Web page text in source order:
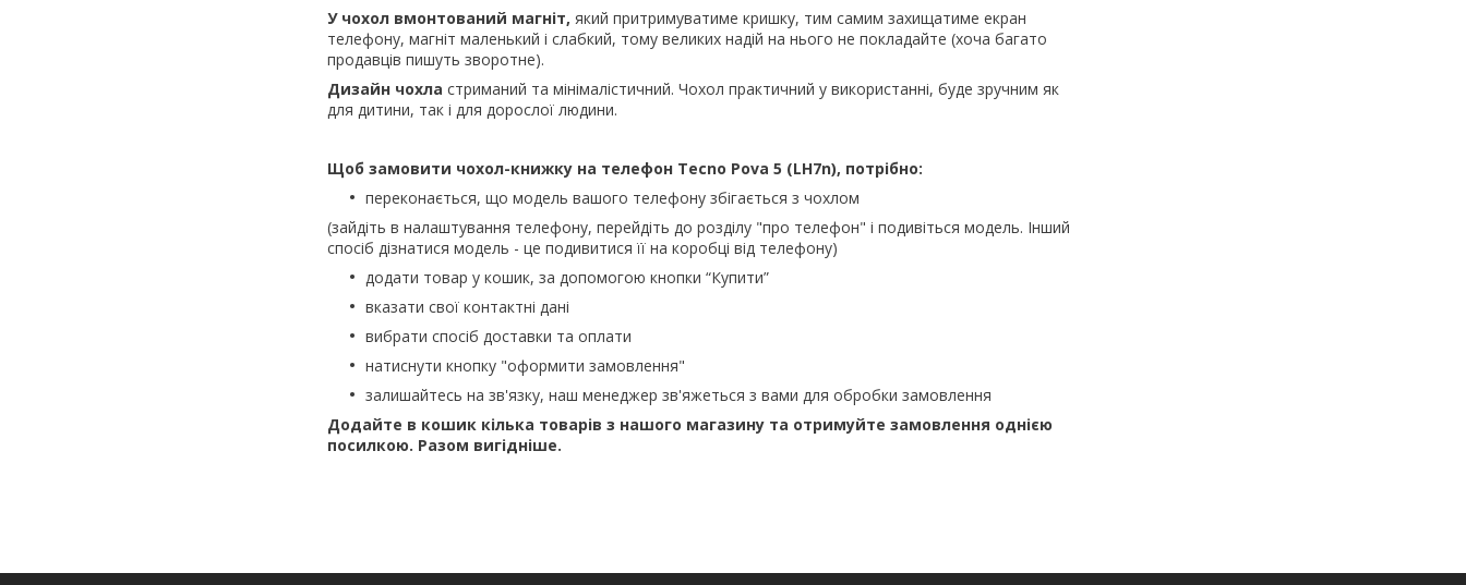
У чохол вмонтований магніт, який притримуватиме кришку, тим самим захищатиме екран
телефону, магніт маленький і слабкий, тому великих надій на нього не покладайте (хоча багато
продавців пишуть зворотне).
Дизайн чохла стриманий та мінімалістичний. Чохол практичний у використанні, буде зручним як
для дитини, так і для дорослої людини.
Щоб замовити чохол-книжку на телефон Tecno Pova 5 (LH7n), потрібно:
переконається, що модель вашого телефону збігається з чохлом
(зайдіть в налаштування телефону, перейдіть до розділу "про телефон" і подивіться модель. Інший
спосіб дізнатися модель - це подивитися її на коробці від телефону)
додати товар у кошик, за допомогою кнопки “Купити”
вказати свої контактні дані
вибрати спосіб доставки та оплати
натиснути кнопку "оформити замовлення"
залишайтесь на зв'язку, наш менеджер зв'яжеться з вами для обробки замовлення
Додайте в кошик кілька товарів з нашого магазину та отримуйте замовлення однією
посилкою. Разом вигідніше.